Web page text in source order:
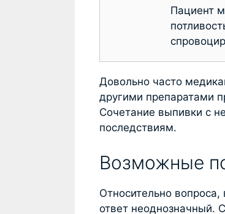
Пациент
Довольно часто
другими препаратами
Сочетание выпивки с
последствиям.
Возможные
Относительно
ответ неоднозначный.